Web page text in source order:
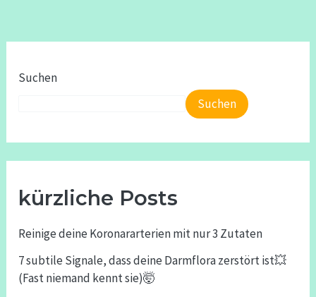
Suchen
Suchen
kürzliche Posts
Reinige deine Koronararterien mit nur 3 Zutaten
7 subtile Signale, dass deine Darmflora zerstört ist💥
(Fast niemand kennt sie)🤯